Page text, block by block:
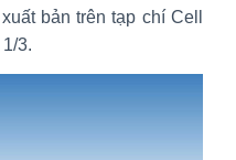
bản trên tạp chí Cell
3.